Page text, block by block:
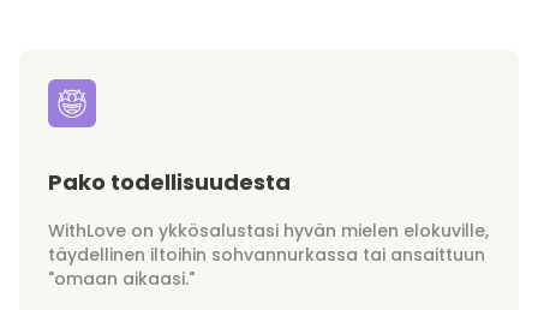
Pako todellisuudesta
WithLove on ykkösalustasi hyvän mielen elokuville,
täydellinen iltoihin sohvannurkassa tai ansaittuun
"omaan aikaasi."